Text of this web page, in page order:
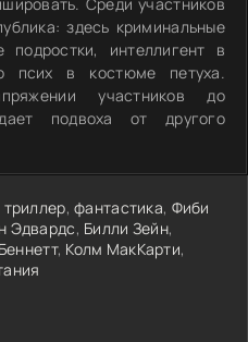
здесь криминальные
подростки, интеллигент в
псих в костюме петуха.
участников до
подвоха от другого
триллер,фантастика, Фиби
Эдвардс, Билли Зейн,
, Колм МакКарти,